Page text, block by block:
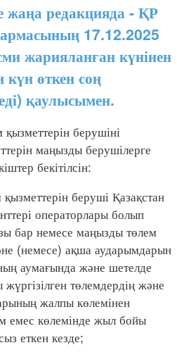
жаңа редакцияда - ҚР
17.12.2025
жарияланған күнінен
күн өткен соң
қаулысымен.
берушіні
маңызды берушілерге
бекітілсін:
беруші Қазақстан
операторлары болып
бар немесе маңызды төлем
(немесе) ақша аударымдарын
аумағында және шетелде
төлемдердің және
жалпы көлемінен
емес көлемінде жыл бойы
еткен кезде;